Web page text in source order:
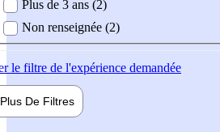
Plus de 3 ans (2)
Non renseignée (2)
le filtre de l'expérience demandée
Plus De Filtres